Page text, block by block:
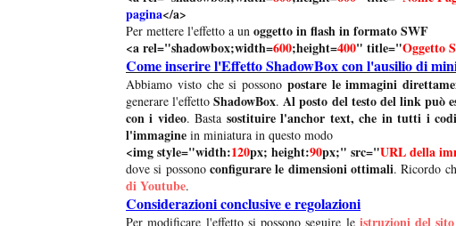
pagina</a>
Per mettere l'effetto a un oggetto in flash in formato SWF
<a rel="shadowbox;width=600;height=400" title="Oggetto
Come inserire l'Effetto ShadowBox con l'ausilio di
Abbiamo visto che si possono postare le immagini
generare l'effetto ShadowBox.Al posto del testo del link può
con i video. Basta sostituire l'anchor text, che in tutti i
l'immagine in miniatura in questo modo
<img style="width:120px; height:90px;" src="URL della
dove si possonoconfigurare le dimensioni ottimali. Ricordo
di Youtube.
Considerazioni conclusive e regolazioni
Per modificare l'effetto si possono seguire le istruzioni del sito